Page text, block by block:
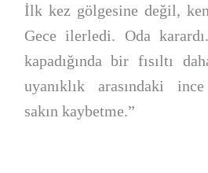
İlk kez gölgesine değil,
Gece ilerledi. Oda
kapadığında bir fısıltı
uyanıklık arasındaki
sakın kaybetme.”